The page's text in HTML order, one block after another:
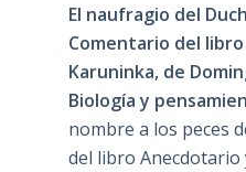
El naufragio del
Comentario del
Karuninka, de
Biología y
nombre a los peces
del libro Anecdotario